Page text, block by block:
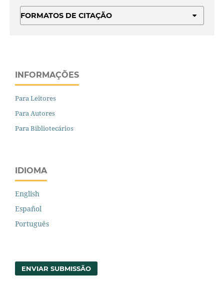
FORMATOS DE CITAÇÃO
INFORMAÇÕES
Para Leitores
Para Autores
Para Bibliotecários
IDIOMA
English
Español
Português
ENVIAR SUBMISSÃO